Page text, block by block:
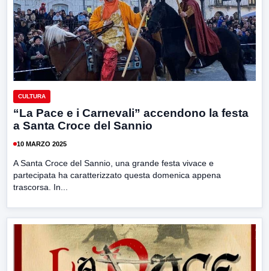
CULTURA
“La Pace e i Carnevali” accendono la festa
a Santa Croce del Sannio
10 MARZO 2025
A Santa Croce del Sannio, una grande festa vivace e
partecipata ha caratterizzato questa domenica appena
trascorsa. In...